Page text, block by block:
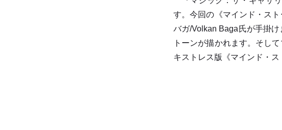
す。今回の《マインド・ス
バガ/Volkan Baga氏が手掛
トーンが描かれます。そし
キストレス版《マインド・